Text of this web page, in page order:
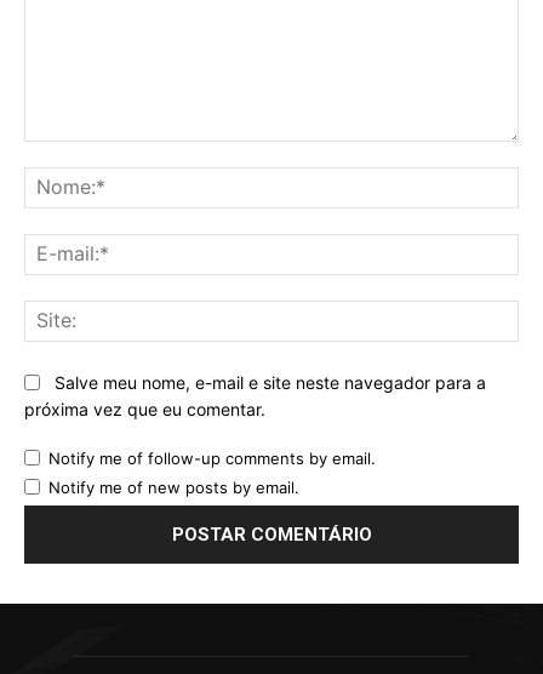
Salve meu nome, e-mail e site neste navegador para a
próxima vez que eu comentar.
Notify me of follow-up comments by email.
Notify me of new posts by email.